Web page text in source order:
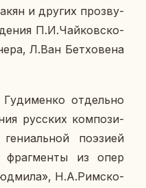
и других про­зву­
П.И.Чай­ков­ско­
Л.Ван Бет­хо­ве­на
от­дель­но
рус­ских ком­по­зи­
по­э­зи­ей
фраг­мен­ты из опер
Н.А.Рим­ско­